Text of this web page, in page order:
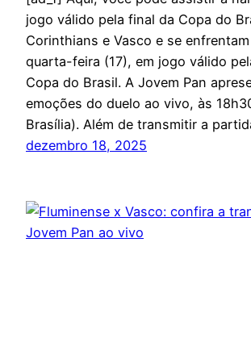
jogo válido pela final da Copa do
Corinthians e Vasco e se
quarta-feira (17), em jogo válido
Copa do Brasil. A Jovem Pan
emoções do duelo ao vivo, às
Brasília). Além de transmitir a
dezembro 18, 2025